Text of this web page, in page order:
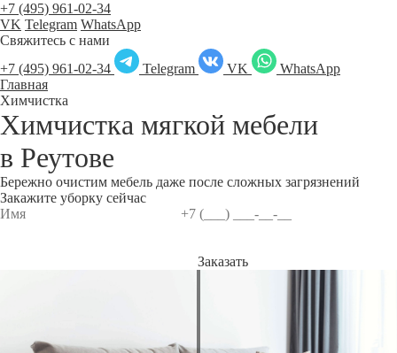
+7 (495) 961-02-34
VK Telegram WhatsApp
Свяжитесь с нами
+7 (495) 961-02-34
Telegram VK
WhatsApp
Главная
Химчистка
Химчистка мягкой мебели
в Реутове
Бережно очистим мебель даже после сложных загрязнений
Закажите уборку сейчас
Заказать